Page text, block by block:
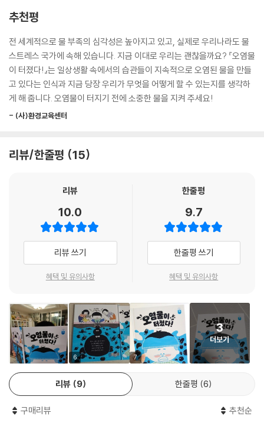
추천평
전 세계적으로 물 부족의 심각성은 높아지고 있고, 실제로 우리나라도 물
스트레스 국가에 속해 있습니다. 지금 이대로 우리는 괜찮을까요? 『오염물
이 터졌다!』는 일상생활 속에서의 습관들이 지속적으로 오염된 물을 만들
고 있다는 인식과 지금 당장 우리가 무엇을 어떻게 할 수 있는지를 생각하
게 해 줍니다. 오염물이 터지기 전에 소중한 물을 지켜 주세요!
- (사)환경교육센터
리뷰/한줄평 15
리뷰
10.0
리뷰 쓰기
혜택 및 유의사항
한줄평
9.7
한줄평 쓰기
혜택 및 유의사항
6 7
3
더보기
리뷰 9 한줄평 6
구매리뷰 추천순